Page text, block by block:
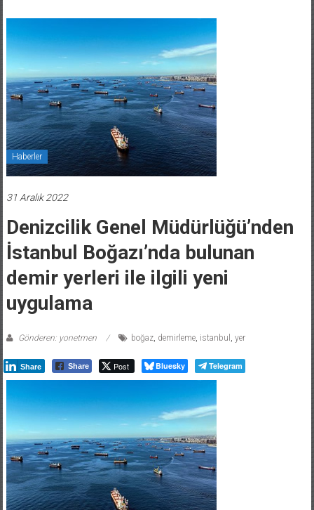
Haberler
31 Aralık 2022
Denizcilik Genel Müdürlüğü’nden
İstanbul Boğazı’nda bulunan
demir yerleri ile ilgili yeni
uygulama
Gönderen: yonetmen boğaz, demirleme, istanbul , yer
Share Share Post Bluesky Telegram